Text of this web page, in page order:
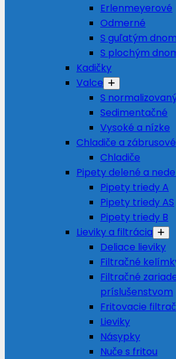
Erlenmeyerové
Odmerné
S guľatým dnom
S plochým
Kadičky
Valce
S
Sedimentačné
Vysoké a nízke
Chladiče a
Chladiče
Pipety delené a
Pipety triedy A
Pipety triedy AS
Pipety triedy B
Lieviky a filtrácia
Deliace lieviky
Filtračné
Filtračné
príslušenstvom
Fritovacie
Lieviky
Násypky
Nuče s fritou